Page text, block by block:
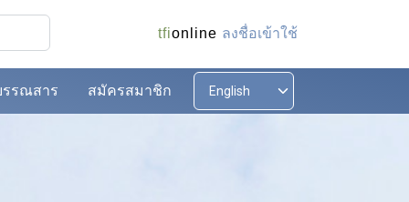
tfionline ลงชื่อเข้าใช้
รรณสาร สมัครสมาชิก